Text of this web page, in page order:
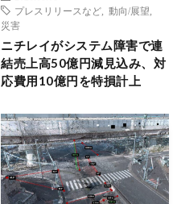
プレスリリースなど
動向/展望
災害
ニチレイがシステム障害で連
結売上高50億円減見込み、対
応費用10億円を特損計上